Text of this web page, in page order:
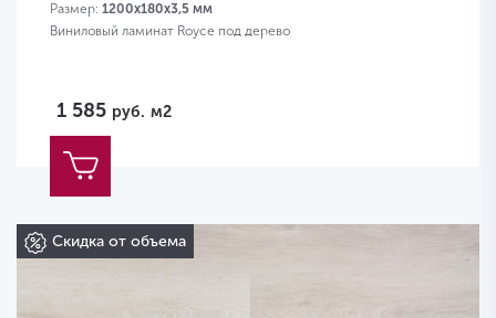
Размер: 1200х180х3,5 мм
Виниловый ламинат Royce под дерево
1 585 руб. м2
Скидка от объема